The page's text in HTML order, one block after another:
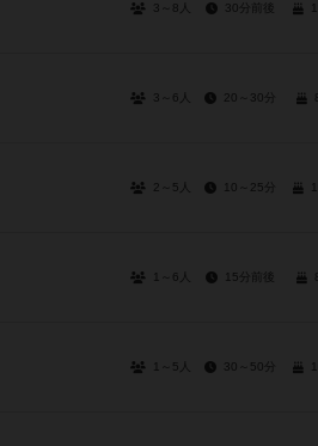
3～8人 30分前後
3～6人 20～30分
2～5人 10～25分
1～6人 15分前後
1～5人 30～50分